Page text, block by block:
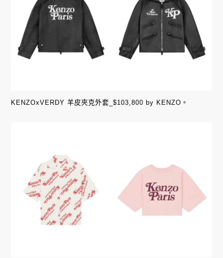
KENZOxVERDY 羊皮夾克外套_$103,800 by KENZO。